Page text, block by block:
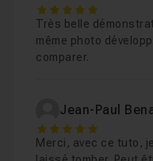
est fourni).
Pour aller plus loin, je
PhotoLab!
5
Très belle
même photo
comparer.
Jean-Paul
5
Merci, avec ce tuto,